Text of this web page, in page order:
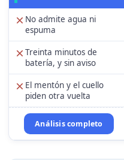
No admite agua ni
espuma
Treinta minutos de
batería, y sin aviso
El mentón y el cuello
piden otra vuelta
Análisis completo